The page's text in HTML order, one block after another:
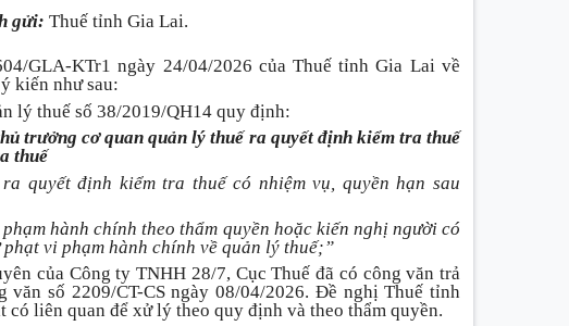
gửi: Thuế tỉnh Gia Lai.
GLA-KTr1 ngày 24/04/2026 của Thuế tỉnh Gia Lai về
kiến như sau:
lý thuế số 38/2019/QH14 quy định:
trưởng cơ quan quản lý thuế ra quyết định kiểm tra thuế
thuế
quyết định kiểm tra thuế có nhiệm vụ, quyền hạn sau
hành chính theo thẩm quyền hoặc kiến nghị người có
vi phạm hành chính về quản lý thuế;”
của Công ty TNHH 28/7, Cục Thuế đã có công văn trả
văn số 2209/CT-CS ngày 08/04/2026. Đề nghị Thuế tỉnh
liên quan để xử lý theo quy định và theo thẩm quyền.